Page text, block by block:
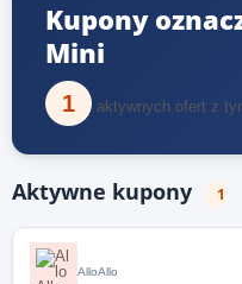
Kupony
Mini
1 aktywnych ofert z
Aktywne kupony 1
AlloAllo